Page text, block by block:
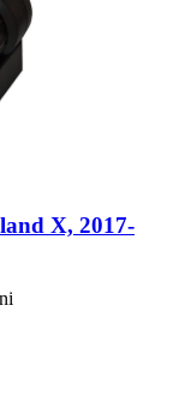
X, 2017-